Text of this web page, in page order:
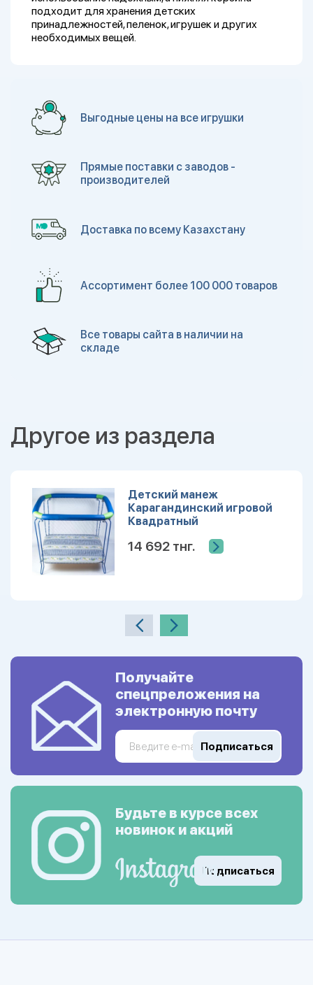
подходит для хранения детских
принадлежностей, пеленок, игрушек и других
необходимых вещей.
Выгодные цены на все игрушки
Прямые поставки с заводов -
производителей
Доставка по всему Казахстану
Ассортимент более 100 000 товаров
Все товары сайта в наличии на
складе
Другое из раздела
Детский манеж
Карагандинский игровой
Квадратный
14 692 тнг.
Получайте
спецпреложения на
электронную почту
Подписаться
Будьте в курсе всех
новинок и акций
Подписаться